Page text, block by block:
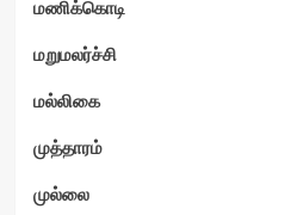
மணிக்கொடி
மறுமலர்ச்சி
மல்லிகை
முத்தாரம்
முல்லை